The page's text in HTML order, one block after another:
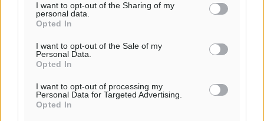
I want to opt-out of the Sharing of my
personal data.
Opted In
I want to opt-out of the Sale of my
Personal Data.
Opted In
I want to opt-out of processing my
Personal Data for Targeted Advertising.
Opted In